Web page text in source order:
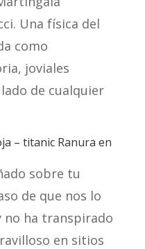
Una física del
como
joviales
de cualquier
– titanic Ranura en
sobre tu
de que nos lo
no ha transpirado
en sitios